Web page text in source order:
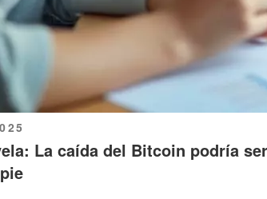
La caída del Bitcoin podría